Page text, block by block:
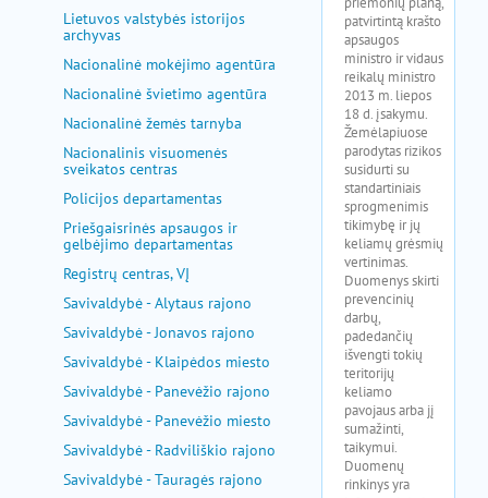
Lietuvos valstybės istorijos
archyvas
Nacionalinė mokėjimo agentūra
Nacionalinė švietimo agentūra
Nacionalinė žemės tarnyba
Nacionalinis visuomenės
sveikatos centras
Policijos departamentas
Priešgaisrinės apsaugos ir
gelbėjimo departamentas
Registrų centras, VĮ
Savivaldybė - Alytaus rajono
Savivaldybė - Jonavos rajono
Savivaldybė - Klaipėdos miesto
Savivaldybė - Panevėžio rajono
Savivaldybė - Panevėžio miesto
Savivaldybė - Radviliškio rajono
Savivaldybė - Tauragės rajono